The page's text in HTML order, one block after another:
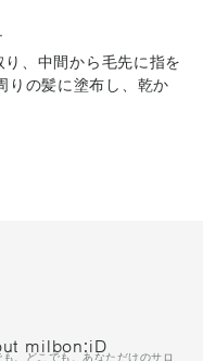
、中間から毛先に指を
りの髪に塗布し、乾か
milbon:iD
も、どこでも、あなただけのサロ